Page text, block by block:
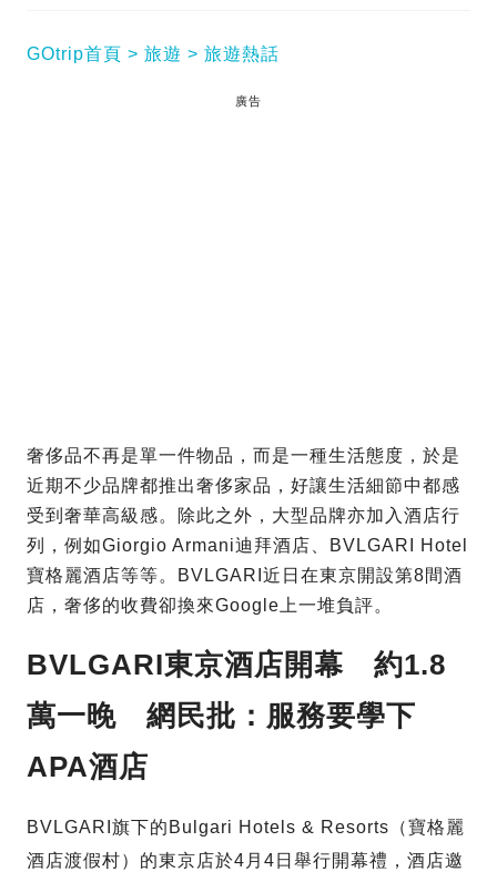
GOtrip首頁 旅遊 旅遊熱話
廣告
奢侈品不再是單一件物品，而是一種生活態度，於是
近期不少品牌都推出奢侈家品，好讓生活細節中都感
受到奢華高級感。除此之外，大型品牌亦加入酒店行
列，例如Giorgio Armani迪拜酒店、BVLGARI Hotel
寶格麗酒店等等。BVLGARI近日在東京開設第8間酒
店，奢侈的收費卻換來Google上一堆負評。
BVLGARI東京酒店開幕 約1.8
萬一晚 網民批：服務要學下
APA酒店
BVLGARI旗下的Bulgari Hotels & Resorts（寶格麗
酒店渡假村）的東京店於4月4日舉行開幕禮，酒店邀